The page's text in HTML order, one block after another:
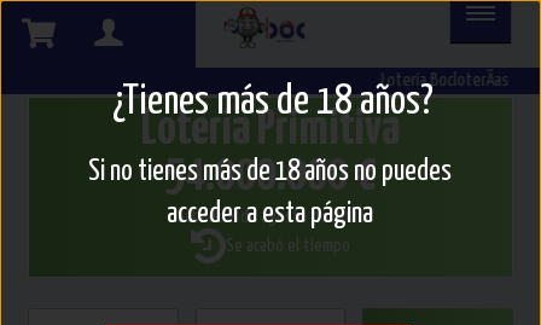
Lotería BocloterÃ­as
Lotería Primitiva
54.000.000 €
Sábado 8 de agosto de 2026
Se acabó el tiempo
¿Tienes más de 18 años?
Si no tienes más de 18 años no puedes
acceder a esta página